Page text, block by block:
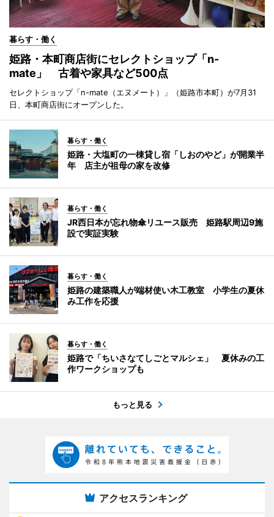
暮らす・働く
姫路・本町商店街にセレクトショップ「n-
mate」 古着や家具など500点
セレクトショップ「n-mate（エヌメート）」（姫路市本町）が7月31
日、本町商店街にオープンした。
暮らす・働く
姫路・大塩町の一棟貸し宿「しおのやど」が開業半
年 店主が祖母の家を改修
暮らす・働く
JR西日本が忘れ物傘リユース販売 姫路駅周辺9施
設で実証実験
暮らす・働く
姫路の建築職人が端材使い木工教室 小学生の夏休
み工作を応援
暮らす・働く
姫路で「ちいさなてしごとマルシェ」 夏休みの工
作ワークショップも
もっと見る
アクセスランキング